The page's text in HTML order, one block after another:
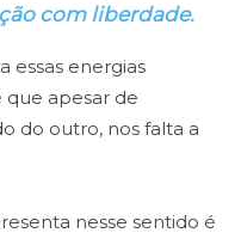
com liberdade.
essas energias
que apesar de
do outro, nos falta a
nesse sentido é